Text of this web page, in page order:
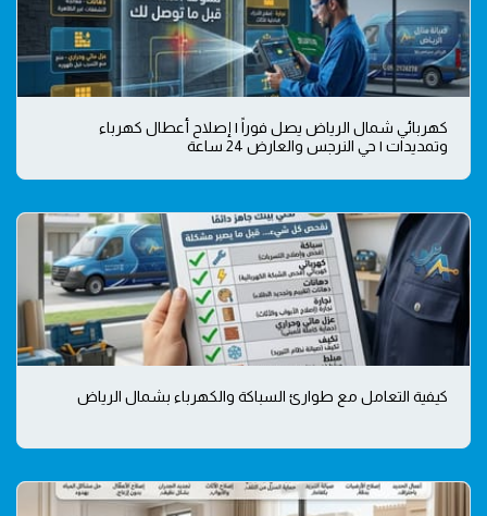
كهربائي شمال الرياض يصل فوراً | إصلاح أعطال كهرباء
وتمديدات | حي النرجس والعارض 24 ساعة
كيفية التعامل مع طوارئ السباكة والكهرباء بشمال الرياض